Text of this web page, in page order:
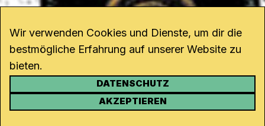
KONTAKT
Wir verwenden Cookies und Dienste, um dir die
bestmögliche Erfahrung auf unserer Website zu
bieten.
DATENSCHUTZ
AKZEPTIEREN